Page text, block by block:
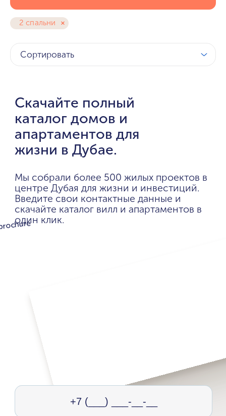
2 спальни
Сортировать
Скачайте полный
каталог домов и
апартаментов для
жизни в Дубае.
Мы собрали более 500 жилых проектов в
центре Дубая для жизни и инвестиций.
Введите свои контактные данные и
скачайте каталог вилл и апартаментов в
один клик.